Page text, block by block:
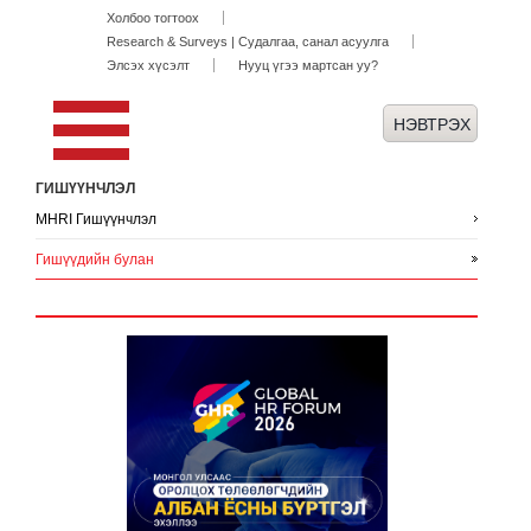
Холбоо тогтоох
Research & Surveys | Судалгаа, санал асуулга
Элсэх хүсэлт
Нууц үгээ мартсан уу?
ГИШҮҮНЧЛЭЛ
MHRI Гишүүнчлэл
Гишүүдийн булан